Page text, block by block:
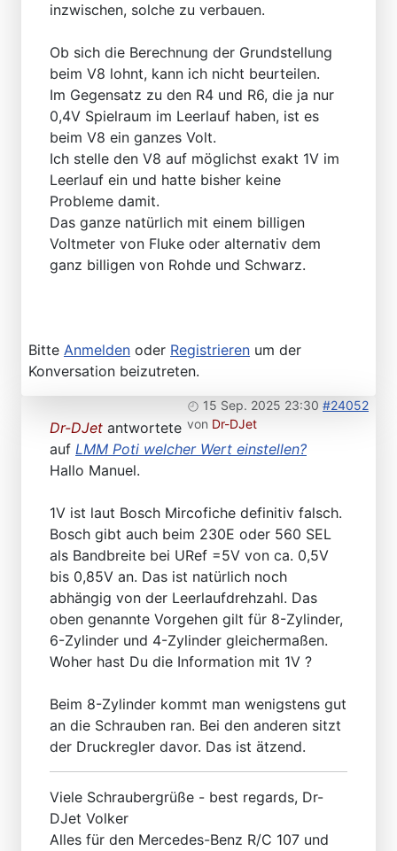
inzwischen, solche zu verbauen.
Ob sich die Berechnung der Grundstellung
beim V8 lohnt, kann ich nicht beurteilen.
Im Gegensatz zu den R4 und R6, die ja nur
0,4V Spielraum im Leerlauf haben, ist es
beim V8 ein ganzes Volt.
Ich stelle den V8 auf möglichst exakt 1V im
Leerlauf ein und hatte bisher keine
Probleme damit.
Das ganze natürlich mit einem billigen
Voltmeter von Fluke oder alternativ dem
ganz billigen von Rohde und Schwarz.
Bitte Anmelden oder Registrieren um der
Konversation beizutreten.
15 Sep. 2025 23:30 #24052
von Dr-DJet
Dr-DJet antwortete
auf LMM Poti welcher Wert einstellen?
Hallo Manuel.
1V ist laut Bosch Mircofiche definitiv falsch.
Bosch gibt auch beim 230E oder 560 SEL
als Bandbreite bei URef =5V von ca. 0,5V
bis 0,85V an. Das ist natürlich noch
abhängig von der Leerlaufdrehzahl. Das
oben genannte Vorgehen gilt für 8-Zylinder,
6-Zylinder und 4-Zylinder gleichermaßen.
Woher hast Du die Information mit 1V ?
Beim 8-Zylinder kommt man wenigstens gut
an die Schrauben ran. Bei den anderen sitzt
der Druckregler davor. Das ist ätzend.
Viele Schraubergrüße - best regards, Dr-
DJet Volker
Alles für den Mercedes-Benz R/C 107 und